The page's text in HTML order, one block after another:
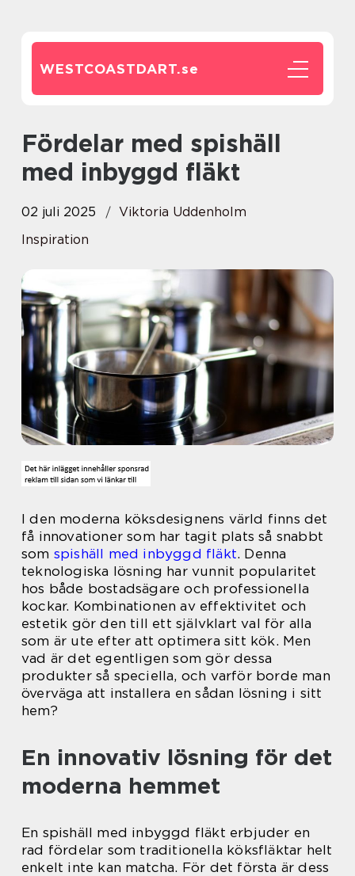
WESTCOASTDART.se
Fördelar med spishäll
med inbyggd fläkt
02 juli 2025
Viktoria Uddenholm
Inspiration
I den moderna köksdesignens värld finns det
få innovationer som har tagit plats så snabbt
som spishäll med inbyggd fläkt. Denna
teknologiska lösning har vunnit popularitet
hos både bostadsägare och professionella
kockar. Kombinationen av effektivitet och
estetik gör den till ett självklart val för alla
som är ute efter att optimera sitt kök. Men
vad är det egentligen som gör dessa
produkter så speciella, och varför borde man
överväga att installera en sådan lösning i sitt
hem?
En innovativ lösning för det
moderna hemmet
En spishäll med inbyggd fläkt erbjuder en
rad fördelar som traditionella köksfläktar helt
enkelt inte kan matcha. För det första är dess